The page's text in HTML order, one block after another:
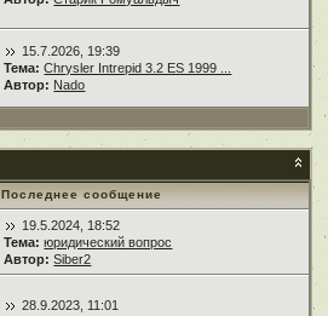
15.7.2026, 19:39
Тема: Chrysler Intrepid 3.2 ES 1999 ...
Автор: Nado
Последнее сообщение
19.5.2024, 18:52
Тема: юридический вопрос
Автор: Siber2
28.9.2023, 11:01